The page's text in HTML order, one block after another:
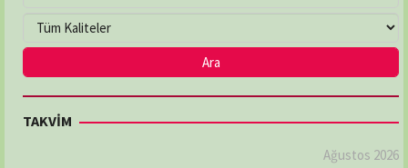
TAKVİM
Ağustos 2026